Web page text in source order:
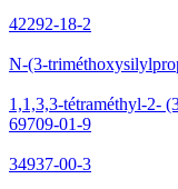
42292-18-2
N-(3-
1,1,3,3-tétraméthyl-2-
69709-01-9
34937-00-3